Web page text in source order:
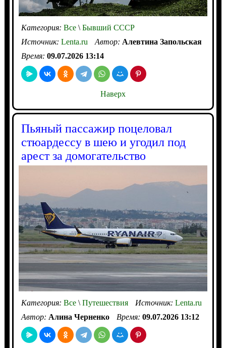
Категория: Все\Бывший СССР
Источник: Lenta.ru Автор: Алевтина Запольская
Время: 09.07.2026 13:14
Наверх
Пьяный пассажир поцеловал
стюардессу в шею и угодил под
арест за домогательство
Категория: Все\Путешествия Источник: Lenta.ru
Автор: Алина Черненко Время: 09.07.2026 13:12